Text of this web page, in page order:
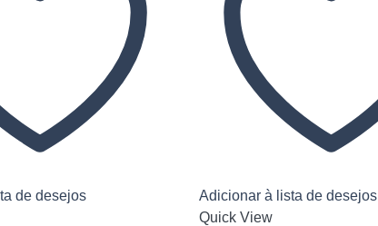
de desejos
Adicionar à lista de desejos
Quick View